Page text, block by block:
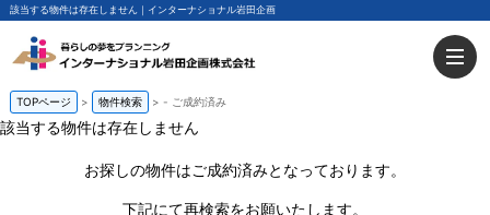
該当する物件は存在しません｜インターナショナル岩田企画
TOPページ 物件検索 - ご成約済み
該当する物件は存在しません
お探しの物件はご成約済みとなっております。
下記にて再検索をお願いたします。